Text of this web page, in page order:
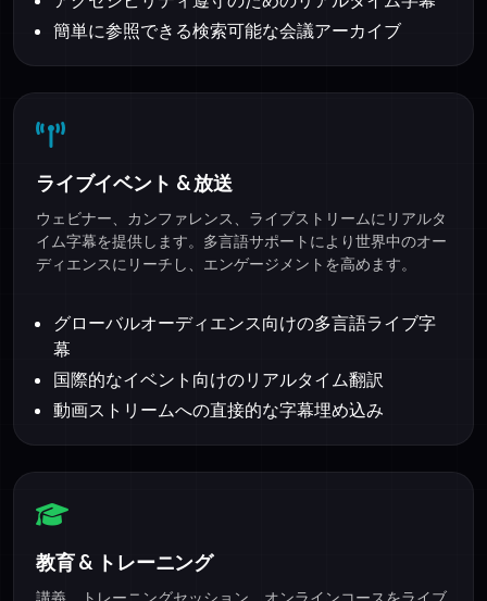
簡単に参照できる検索可能な会議アーカイブ
ライブイベント & 放送
ウェビナー、カンファレンス、ライブストリームにリアルタ
イム字幕を提供します。多言語サポートにより世界中のオー
ディエンスにリーチし、エンゲージメントを高めます。
グローバルオーディエンス向けの多言語ライブ字
幕
国際的なイベント向けのリアルタイム翻訳
動画ストリームへの直接的な字幕埋め込み
教育 & トレーニング
講義、トレーニングセッション、オンラインコースをライブ